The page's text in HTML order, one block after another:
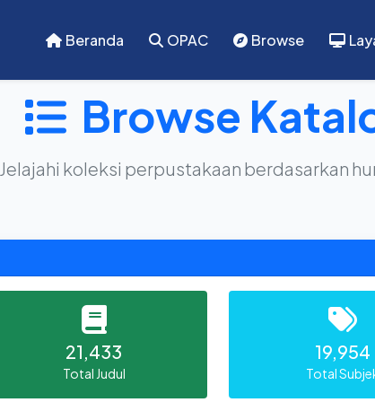
Beranda OPAC Browse
Browse
Jelajahi koleksi perpustakaan berdasarkan
21,433
Total Judul
19,954
Total